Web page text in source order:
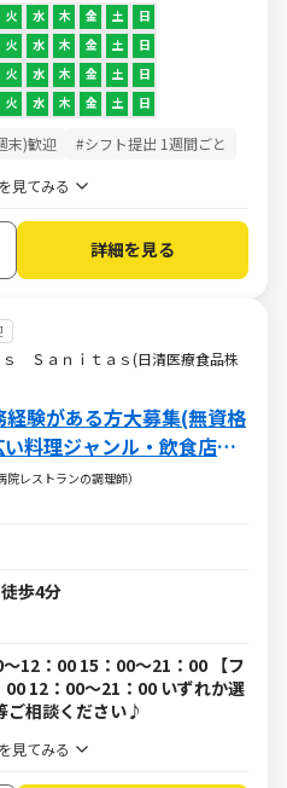
火 水 木 金 土 日
火 水 木 金 土 日
火 水 木 金 土 日
火 水 木 金 土 日
末)歓迎 #シフト提出 1週間ごと
見てみる
詳細を見る
Ｓａｎｉｔａｓ(日清医療食品株
経験がある方大募集(無資格
料理ジャンル・飲食店経
ます！
レストランの調理師）
歩4分
～12：00 15：00～21：00 【フ
12：00～21：00 いずれか選
ご相談ください♪
見てみる